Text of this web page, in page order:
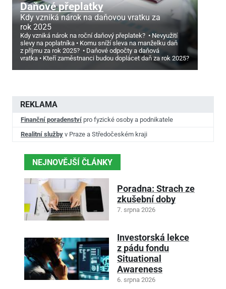
Daňové přeplatky
Kdy vzniká nárok na daňovou vratku za
rok 2025
Kdy vzniká nárok na roční daňový přeplatek?
Nevyužití
slevy na poplatníka
Komu sníží sleva na manželku daň
z příjmu za rok 2025?
Daňové odpočty a daňová
vratka
Kteří zaměstnanci budou doplácet daň za rok 2025?
REKLAMA
Finanční poradenství pro fyzické osoby a podnikatele
Realitní služby v Praze a Středočeském kraji
NEJNOVĚJŠÍ ČLÁNKY
Poradna: Strach ze
zkušební doby
7. srpna 2026
Investorská lekce
z pádu fondu
Situational
Awareness
6. srpna 2026